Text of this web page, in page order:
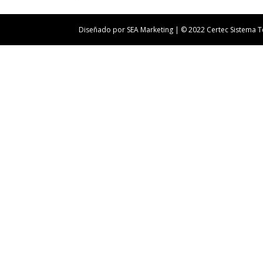
Diseñado por SEA Marketing | © 2022 Certec Sistema